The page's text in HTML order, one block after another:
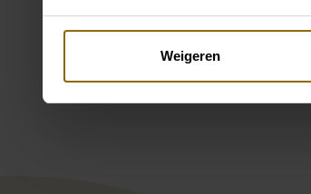
Weigeren
One by St. Patrick Clifford
Pinterest
Jesus